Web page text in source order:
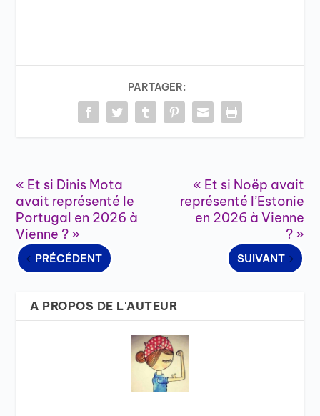
PARTAGER:
« Et si Dinis Mota
avait représenté le
Portugal en 2026 à
Vienne ? »
PRÉCÉDENT
« Et si Noëp avait
représenté l’Estonie
en 2026 à Vienne
? »
SUIVANT
A PROPOS DE L'AUTEUR